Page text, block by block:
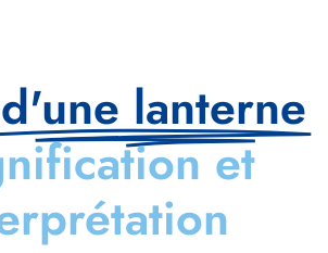
d'une lanterne
et